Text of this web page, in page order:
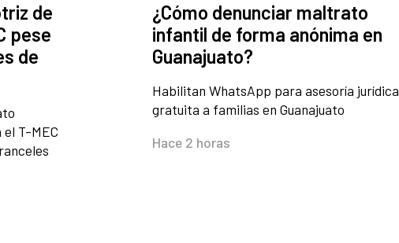
de
pese
de
T-MEC
¿Cómo denunciar maltrato
infantil de forma anónima en
Guanajuato?
Habilitan WhatsApp para asesoría jurídica
gratuita a familias en Guanajuato
Hace 2 horas